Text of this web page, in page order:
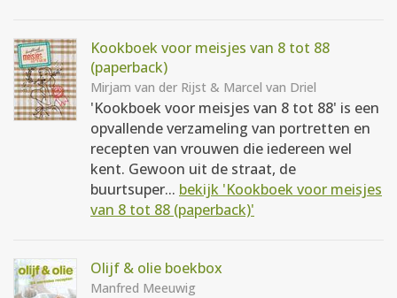
Kookboek voor meisjes van 8 tot 88
(paperback)
Mirjam van der Rijst & Marcel van Driel
'Kookboek voor meisjes van 8 tot 88' is een
opvallende verzameling van portretten en
recepten van vrouwen die iedereen wel
kent. Gewoon uit de straat, de
buurtsuper... bekijk 'Kookboek voor meisjes
van 8 tot 88 (paperback)'
Olijf & olie boekbox
Manfred Meeuwig